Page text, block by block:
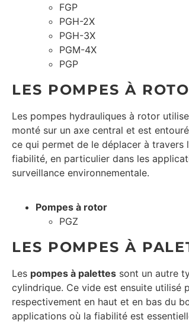
FGP
PGH-2X
PGH-3X
PGM-4X
PGP
LES POMPES À
Les pompes hydrauliques à rotor
monté sur un axe central et est
ce qui permet de le déplacer à
fiabilité, en particulier dans les
surveillance environnementale.
Pompes à rotor
PGZ
LES POMPES À
Les pompes à palettes sont un autre
cylindrique. Ce vide est ensuite utilisé
respectivement en haut et en bas du
applications où la fiabilité est